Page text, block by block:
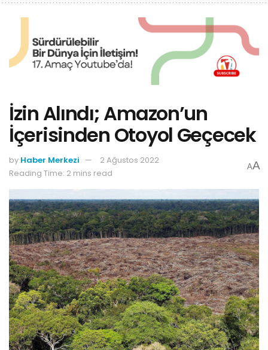
İzin Alındı; Amazon’un
İçerisinden Otoyol Geçecek
by Haber Merkezi
2 Ağustos 2022
Reading Time: 2 mins read
AA